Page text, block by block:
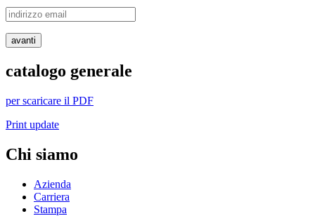
avanti
catalogo generale
per scaricare il PDF
Print update
Chi siamo
Azienda
Carriera
Stampa